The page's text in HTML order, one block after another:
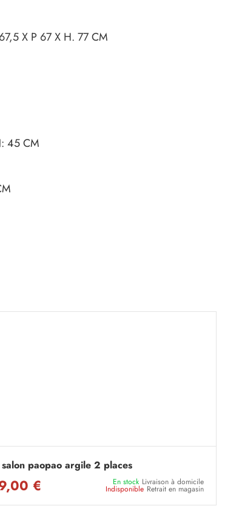
X P 67 X H. 77 CM
45 CM
paopao argile 2 places
€ En stock Livraison à domicile
Indisponible Retrait en magasin